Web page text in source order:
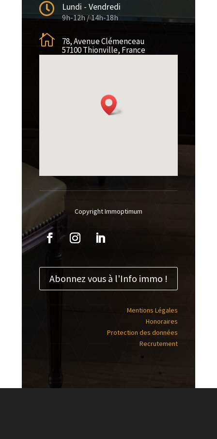
 Lundi - Vendredi
9h-12h / 14h-18h

78, Avenue Clémenceau
57100 Thionville, France
Copyright Immoptimum
Abonnez vous à l'Info immo !
Mentions Légales
Honoraires
Protection des données
Recrutement